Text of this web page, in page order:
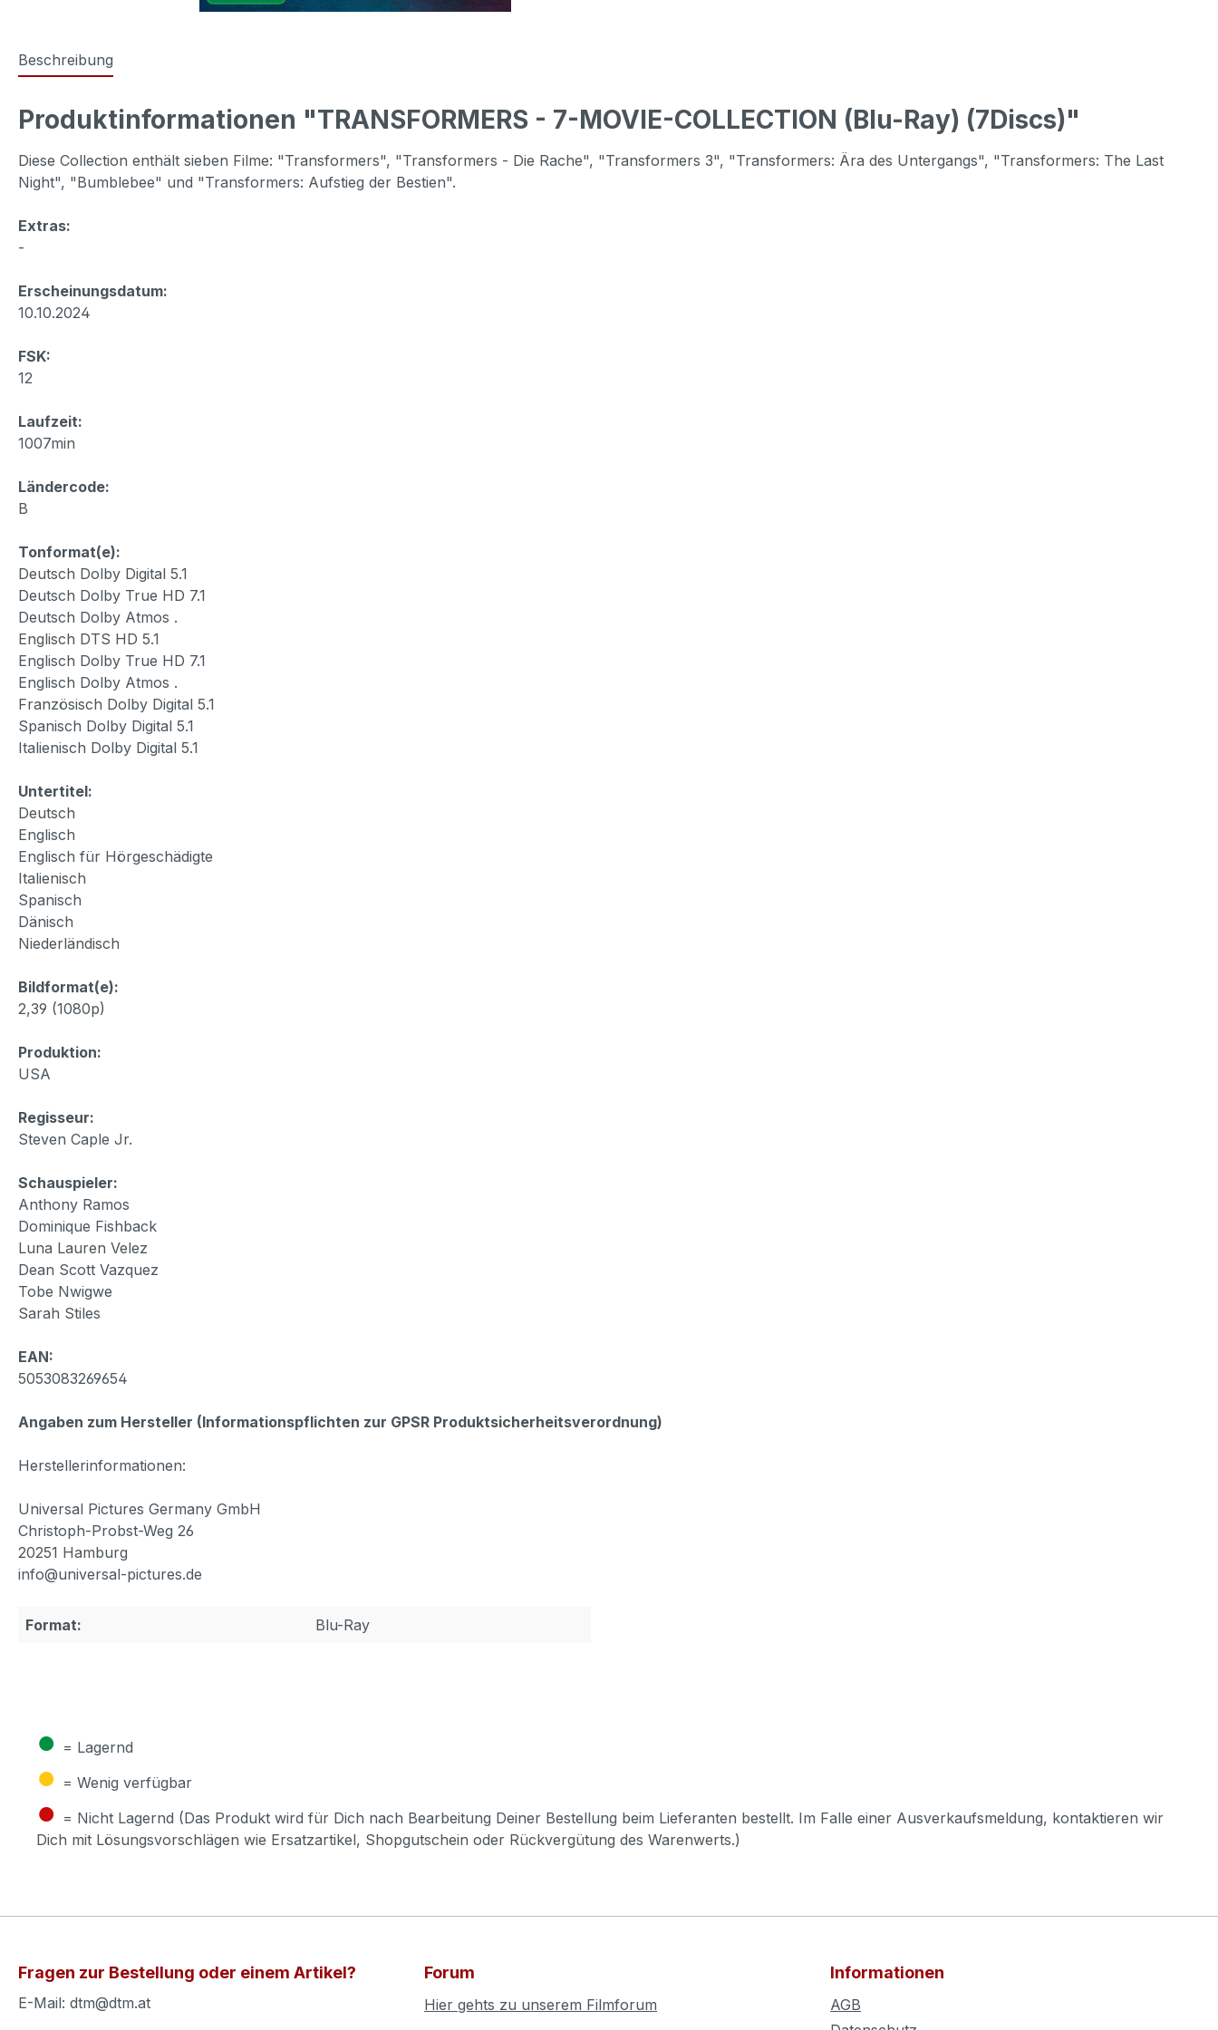
Beschreibung
Produktinformationen "TRANSFORMERS - 7-MOVIE-COLLECTION (Blu-Ray) (7Discs)"
Diese Collection enthält sieben Filme: "Transformers", "Transformers - Die Rache", "Transformers 3", "Transformers: Ära des Untergangs", "Transformers: The Last
Night", "Bumblebee" und "Transformers: Aufstieg der Bestien".
Extras:
-
Erscheinungsdatum:
10.10.2024
FSK:
12
Laufzeit:
1007min
Ländercode:
B
Tonformat(e):
Deutsch Dolby Digital 5.1
Deutsch Dolby True HD 7.1
Deutsch Dolby Atmos .
Englisch DTS HD 5.1
Englisch Dolby True HD 7.1
Englisch Dolby Atmos .
Französisch Dolby Digital 5.1
Spanisch Dolby Digital 5.1
Italienisch Dolby Digital 5.1
Untertitel:
Deutsch
Englisch
Englisch für Hörgeschädigte
Italienisch
Spanisch
Dänisch
Niederländisch
Bildformat(e):
2,39 (1080p)
Produktion:
USA
Regisseur:
Steven Caple Jr.
Schauspieler:
Anthony Ramos
Dominique Fishback
Luna Lauren Velez
Dean Scott Vazquez
Tobe Nwigwe
Sarah Stiles
EAN:
5053083269654
Angaben zum Hersteller (Informationspflichten zur GPSR Produktsicherheitsverordnung)
Herstellerinformationen:
Universal Pictures Germany GmbH
Christoph-Probst-Weg 26
20251 Hamburg
info@universal-pictures.de
Format: Blu-Ray
● = Lagernd
● = Wenig verfügbar
● = Nicht Lagernd (Das Produkt wird für Dich nach Bearbeitung Deiner Bestellung beim Lieferanten bestellt. Im Falle einer Ausverkaufsmeldung, kontaktieren wir
Dich mit Lösungsvorschlägen wie Ersatzartikel, Shopgutschein oder Rückvergütung des Warenwerts.)
Fragen zur Bestellung oder einem Artikel?
E-Mail: dtm@dtm.at
Forum
Hier gehts zu unserem Filmforum
Informationen
AGB